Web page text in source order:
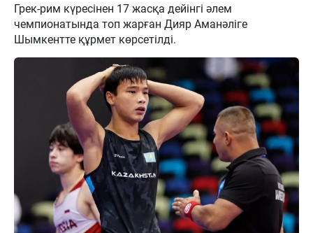
Грек-рим күресінен 17 жасқа дейінгі әлем
чемпионатында топ жарған Дияр Аманәліге
Шымкентте құрмет көрсетілді.